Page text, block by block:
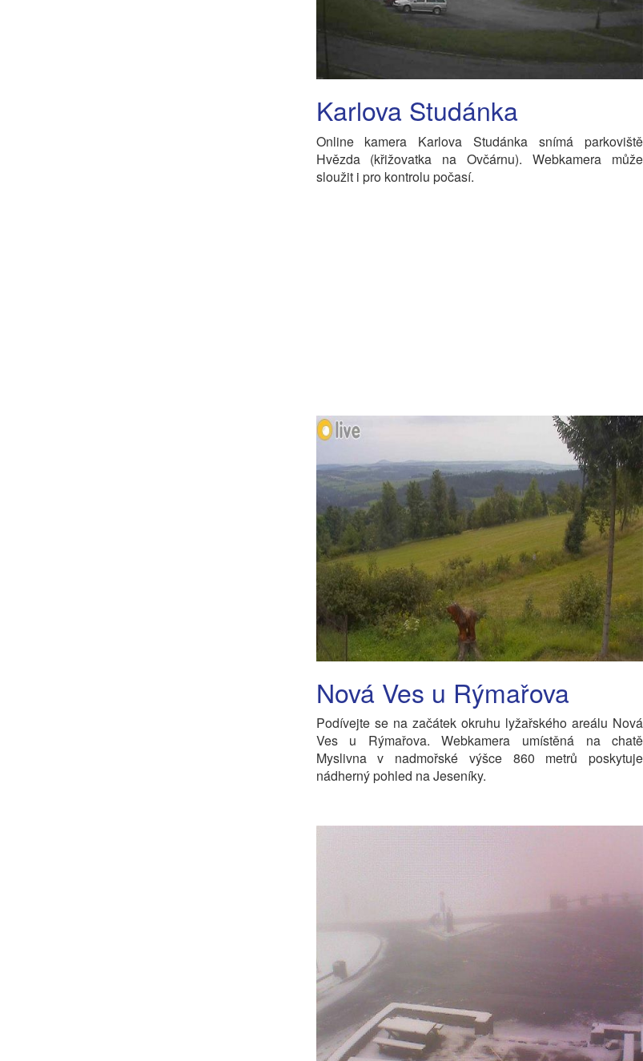
Karlova Studánka
Online kamera Karlova Studánka snímá parkoviště
Hvězda (křižovatka na Ovčárnu). Webkamera může
sloužit i pro kontrolu počasí.
Nová Ves u Rýmařova
Podívejte se na začátek okruhu lyžařského areálu Nová
Ves u Rýmařova. Webkamera umístěná na chatě
Myslivna v nadmořské výšce 860 metrů poskytuje
nádherný pohled na Jeseníky.